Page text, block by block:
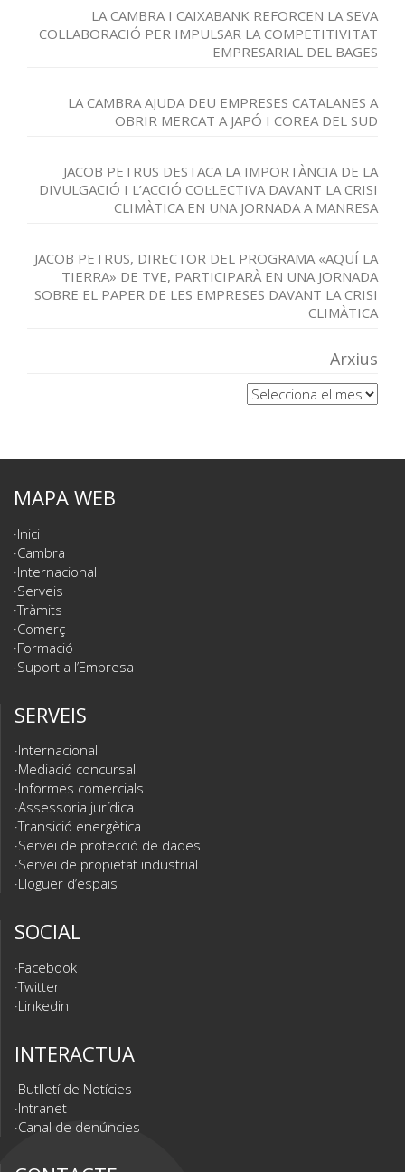
LA CAMBRA I CAIXABANK REFORCEN LA SEVA
COL·LABORACIÓ PER IMPULSAR LA COMPETITIVITAT
EMPRESARIAL DEL BAGES
LA CAMBRA AJUDA DEU EMPRESES CATALANES A
OBRIR MERCAT A JAPÓ I COREA DEL SUD
JACOB PETRUS DESTACA LA IMPORTÀNCIA DE LA
DIVULGACIÓ I L’ACCIÓ COL·LECTIVA DAVANT LA CRISI
CLIMÀTICA EN UNA JORNADA A MANRESA
JACOB PETRUS, DIRECTOR DEL PROGRAMA «AQUÍ LA
TIERRA» DE TVE, PARTICIPARÀ EN UNA JORNADA
SOBRE EL PAPER DE LES EMPRESES DAVANT LA CRISI
CLIMÀTICA
Arxius
Arxius
MAPA WEB
Inici
Cambra
Internacional
Serveis
Tràmits
Comerç
Formació
Suport a l’Empresa
SERVEIS
Internacional
Mediació concursal
Informes comercials
Assessoria jurídica
Transició energètica
Servei de protecció de dades
Servei de propietat industrial
Lloguer d’espais
SOCIAL
Facebook
Twitter
Linkedin
INTERACTUA
Butlletí de Notícies
Intranet
Canal de denúncies